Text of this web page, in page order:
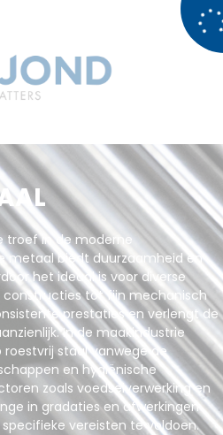
troef in de moderne
metaal biedt duurzaamheid en
het ideaal is voor diverse
constructies tot fijn mechanisch
prestaties en verlengt de
In de maakindustrie
staal vanwege de
en hygiënische
zoals voedselverwerking en
in gradaties en afwerkingen
vereisten te voldoen.